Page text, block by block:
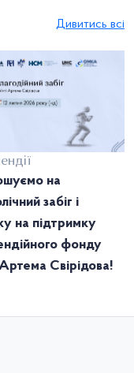
Дивитись всі
на
забіг і
на підтримку
фонду
Артема Свірідова!